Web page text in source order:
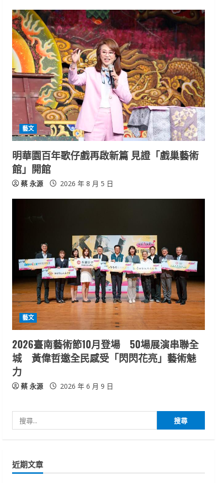
藝文
明華園百年歌仔戲再啟新篇 見證「戲巢藝術
館」開館
蔡 永源 2026 年 8 月 5 日
藝文
2026臺南藝術節10月登場 50場展演串聯全
城 黃偉哲邀全民感受「閃閃花亮」藝術魅
力
蔡 永源 2026 年 6 月 9 日
尋
字:
近期文章